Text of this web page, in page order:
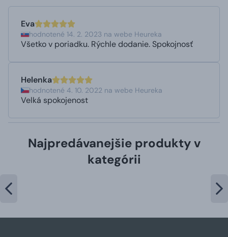
Eva
hodnotené 14. 2. 2023 na webe Heureka
Všetko v poriadku. Rýchle dodanie. Spokojnosť
Helenka
hodnotené 4. 10. 2022 na webe Heureka
Velká spokojenost
Najpredávanejšie produkty v
kategórii